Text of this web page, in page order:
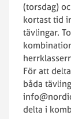
(torsdag)
kortast tid
tävlingar.
För att
båda
delta i